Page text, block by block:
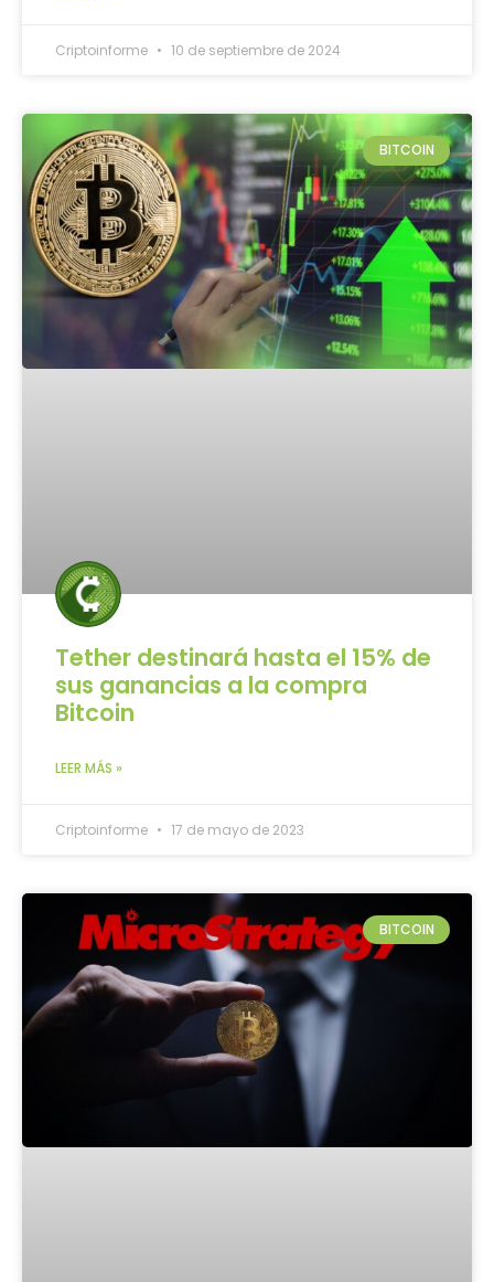
Criptoinforme 10 de septiembre de 2024
BITCOIN
Tether destinará hasta el 15% de
sus ganancias a la compra
Bitcoin
LEER MÁS »
Criptoinforme 17 de mayo de 2023
BITCOIN